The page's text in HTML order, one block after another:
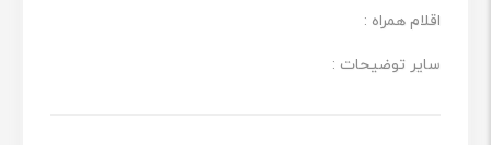
اقلام همراه :
سایر توضیحات :